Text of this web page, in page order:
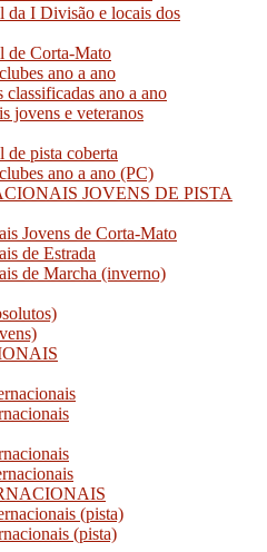
da I Divisão e locais dos
de Corta-Mato
ano a ano
ano a ano
jovens e veteranos
de pista coberta
ano a ano (PC)
JOVENS DE PISTA
Jovens de Corta-Mato
de Estrada
de Marcha (inverno)
(pista)
(pista)